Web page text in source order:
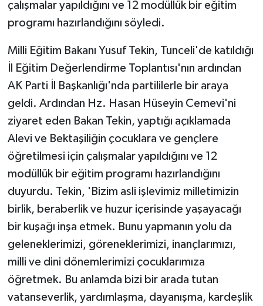
çalışmalar yapıldığını ve 12 modüllük bir eğitim
programı hazırlandığını söyledi.
Milli Eğitim Bakanı Yusuf Tekin, Tunceli'de katıldığı
İl Eğitim Değerlendirme Toplantısı'nın ardından
AK Parti İl Başkanlığı'nda partililerle bir araya
geldi. Ardından Hz. Hasan Hüseyin Cemevi'ni
ziyaret eden Bakan Tekin, yaptığı açıklamada
Alevi ve Bektaşiliğin çocuklara ve gençlere
öğretilmesi için çalışmalar yapıldığını ve 12
modüllük bir eğitim programı hazırlandığını
duyurdu. Tekin, 'Bizim asli işlevimiz milletimizin
birlik, beraberlik ve huzur içerisinde yaşayacağı
bir kuşağı inşa etmek. Bunu yapmanın yolu da
geleneklerimizi, göreneklerimizi, inançlarımızı,
milli ve dini dönemlerimizi çocuklarımıza
öğretmek. Bu anlamda bizi bir arada tutan
vatanseverlik, yardımlaşma, dayanışma, kardeşlik